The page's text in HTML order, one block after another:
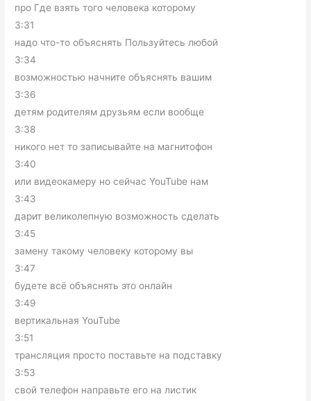
про Где взять того человека которому
3:31
надо что-то объяснять Пользуйтесь любой
3:34
возможностью начните объяснять вашим
3:36
детям родителям друзьям если вообще
3:38
никого нет то записывайте на магнитофон
3:40
или видеокамеру но сейчас YouTube нам
3:43
дарит великолепную возможность сделать
3:45
замену такому человеку которому вы
3:47
будете всё объяснять это онлайн
3:49
вертикальная YouTube
3:51
трансляция просто поставьте на подставку
3:53
свой телефон направьте его на листик